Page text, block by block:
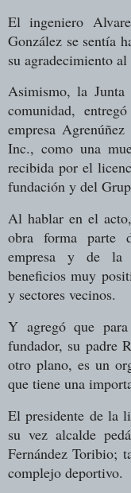
El ingeniero
González se sentía
su agradecimiento
Asimismo, la Junta
comunidad,
empresa
Inc., como una
recibida por el
fundación y del
Al hablar en el
obra forma parte
empresa y de la
beneficios muy
y sectores vecinos.
Y agregó que
fundador, su padre
otro plano, es un
que tiene una
El presidente de la
su vez alcalde
Fernández Toribio;
complejo deportivo.